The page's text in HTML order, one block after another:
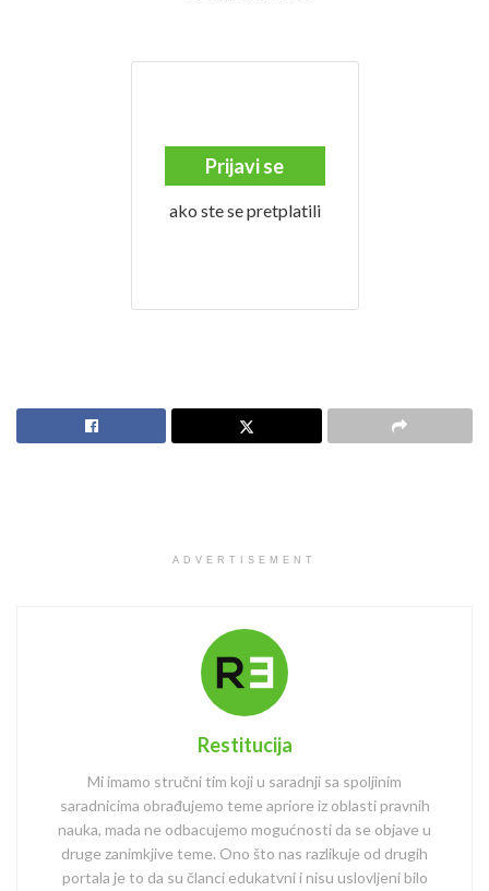
Prijavi se
ako ste se pretplatili
ADVERTISEMENT
Restitucija
Mi imamo stručni tim koji u saradnji sa spoljinim
saradnicima obrađujemo teme apriore iz oblasti pravnih
nauka, mada ne odbacujemo mogućnosti da se objave u
druge zanimkjive teme. Ono što nas razlikuje od drugih
portala je to da su članci edukatvni i nisu uslovljeni bilo